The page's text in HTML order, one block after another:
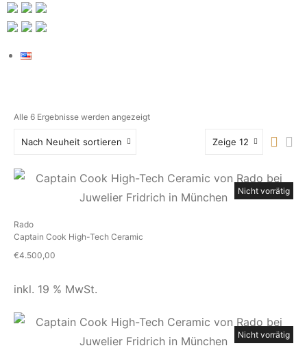
Alle 6 Ergebnisse werden angezeigt
Nach Neuheit sortieren Zeige 12
Nicht vorrätig
Rado
Captain Cook High-Tech Ceramic
€4.500,00
inkl. 19 % MwSt.
Nicht vorrätig